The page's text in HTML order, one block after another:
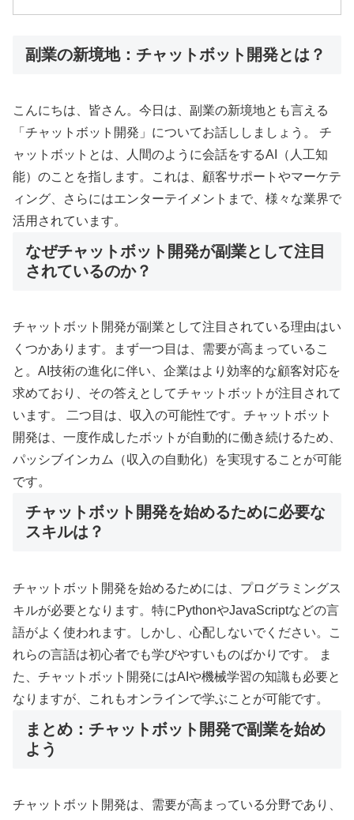
副業の新境地：チャットボット開発とは？
こんにちは、皆さん。今日は、副業の新境地とも言える
「チャットボット開発」についてお話ししましょう。 チ
ャットボットとは、人間のように会話をするAI（人工知
能）のことを指します。これは、顧客サポートやマーケテ
ィング、さらにはエンターテイメントまで、様々な業界で
活用されています。
なぜチャットボット開発が副業として注目
されているのか？
チャットボット開発が副業として注目されている理由はい
くつかあります。まず一つ目は、需要が高まっているこ
と。AI技術の進化に伴い、企業はより効率的な顧客対応を
求めており、その答えとしてチャットボットが注目されて
います。 二つ目は、収入の可能性です。チャットボット
開発は、一度作成したボットが自動的に働き続けるため、
パッシブインカム（収入の自動化）を実現することが可能
です。
チャットボット開発を始めるために必要な
スキルは？
チャットボット開発を始めるためには、プログラミングス
キルが必要となります。特にPythonやJavaScriptなどの言
語がよく使われます。しかし、心配しないでください。こ
れらの言語は初心者でも学びやすいものばかりです。 ま
た、チャットボット開発にはAIや機械学習の知識も必要と
なりますが、これもオンラインで学ぶことが可能です。
まとめ：チャットボット開発で副業を始め
よう
チャットボット開発は、需要が高まっている分野であり、